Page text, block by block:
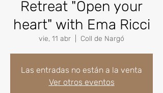
Retreat "Open your
heart" with Ema Ricci
vie, 11 abr Coll de Nargó
Las entradas no están a la venta
Ver otros eventos